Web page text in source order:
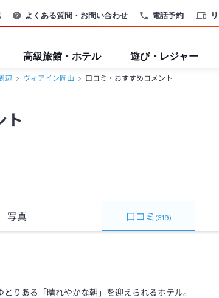
電話予約
よくある質問・お問い合わせ
高級旅館・ホテル 遊び・レジャー
辺 ヴィアイン岡山 口コミ・おすすめコメント
ト
写真 口コミ (319)
とりある「晴れやかな朝」を迎えられるホテル。